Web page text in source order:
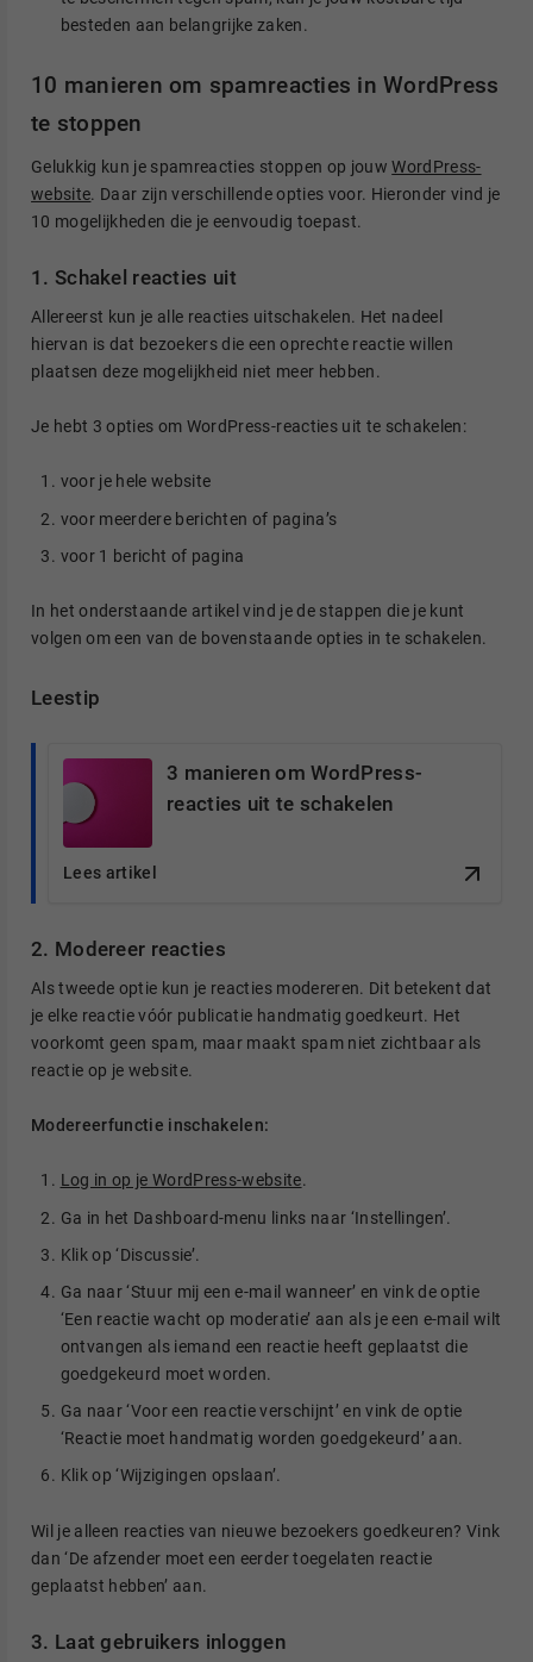
besteden aan belangrijke zaken.
10 manieren om spamreacties in WordPress
te stoppen
Gelukkig kun je spamreacties stoppen op jouwWordPress-
website. Daar zijn verschillende opties voor. Hieronder vind je
10 mogelijkheden die je eenvoudig toepast.
1. Schakel reacties uit
Allereerst kun je alle reacties uitschakelen. Het nadeel
hiervan is dat bezoekers die een oprechte reactie willen
plaatsen deze mogelijkheid niet meer hebben.
Je hebt 3 opties om WordPress-reacties uit te schakelen:
voor je hele website
voor meerdere berichten of pagina’s
voor 1 bericht of pagina
In het onderstaande artikel vind je de stappen die je kunt
volgen om een van de bovenstaande opties in te schakelen.
Leestip
3 manieren om WordPress-
reacties uit te schakelen
Lees artikel
2. Modereer reacties
Als tweede optie kun je reacties modereren. Dit betekent dat
je elke reactie vóór publicatie handmatig goedkeurt. Het
voorkomt geen spam, maar maakt spam niet zichtbaar als
reactie op je website.
Modereerfunctie inschakelen:
Log in op je WordPress-website.
Ga in het Dashboard-menu links naar ‘Instellingen’.
Klik op ‘Discussie’.
Ga naar ‘Stuur mij een e-mail wanneer’ en vink de optie
‘Een reactie wacht op moderatie’ aan als je een e-mail wilt
ontvangen als iemand een reactie heeft geplaatst die
goedgekeurd moet worden.
Ga naar ‘Voor een reactie verschijnt’ en vink de optie
‘Reactie moet handmatig worden goedgekeurd’ aan.
Klik op ‘Wijzigingen opslaan’.
Wil je alleen reacties van nieuwe bezoekers goedkeuren? Vink
dan ‘De afzender moet een eerder toegelaten reactie
geplaatst hebben’ aan.
3. Laat gebruikers inloggen